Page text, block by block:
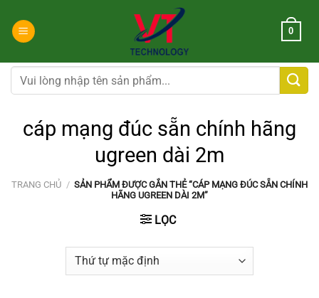
đến
dung
0
Tìm
kiếm:
cáp mạng đúc sẵn chính hãng
ugreen dài 2m
TRANG CHỦ / SẢN PHẨM ĐƯỢC GẮN THẺ “CÁP MẠNG ĐÚC SẴN CHÍNH
HÃNG UGREEN DÀI 2M”
LỌC